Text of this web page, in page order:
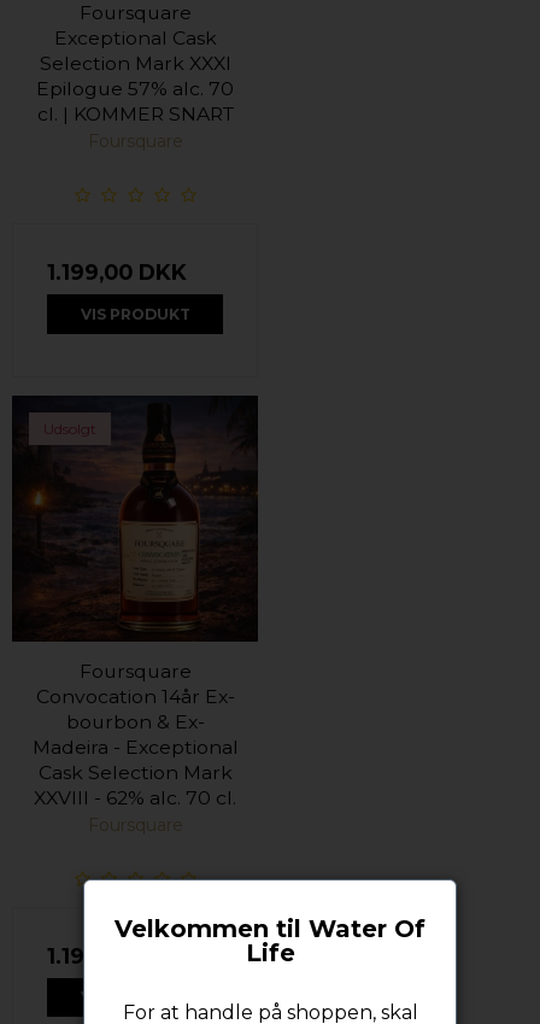
Foursquare
Exceptional Cask
Selection Mark XXXI
Epilogue 57% alc. 70
cl. | KOMMER SNART
Foursquare
1.199,00 DKK
VIS PRODUKT
Udsolgt
Foursquare
Convocation 14år Ex-
bourbon & Ex-
Madeira - Exceptional
Cask Selection Mark
XXVIII - 62% alc. 70 cl.
Foursquare
1.199,00 DKK
VIS PRODUKT
Velkommen til Water Of
Life
For at handle på shoppen, skal